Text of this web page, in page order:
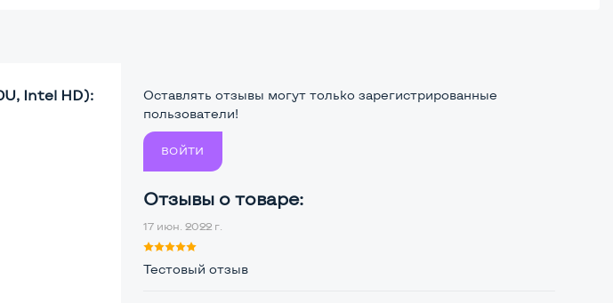
Intel HD):
Оставлять отзывы могут только зарегистрированные
пользователи!
ВОЙТИ
Отзывы о товаре:
17 июн. 2022 г.
Тестовый отзыв